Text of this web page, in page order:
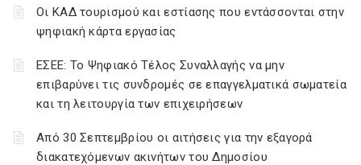
Οι ΚΑΔ τουρισμού και εστίασης που εντάσσονται στην
ψηφιακή κάρτα εργασίας
ΕΣΕΕ: Το Ψηφιακό Τέλος Συναλλαγής να μην
επιβαρύνει τις συνδρομές σε επαγγελματικά σωματεία
και τη λειτουργία των επιχειρήσεων
Από 30 Σεπτεμβρίου οι αιτήσεις για την εξαγορά
διακατεχόμενων ακινήτων του Δημοσίου